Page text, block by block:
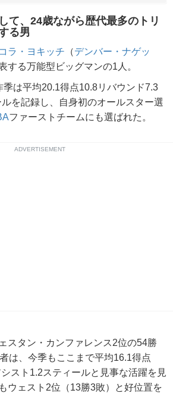
て、24歳ながら歴代最多のトリ
る男
ラ・ヨキッチ （デンバー・ナゲッ
する万能型ビッグマンの1人。
は平均20.1得点10.8リバウンド7.3
を記録し、自身初のオールスター選
ファーストチームにも選ばれた。
ADVERTISEMENT
スタン・カンファレンス2位の54勝
は、今季もここまで平均16.1得点
スト1.2スティールと見事な活躍を見
ウェスト2位（13勝3敗）と好位置を